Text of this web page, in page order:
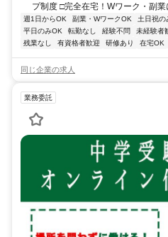
プ制度 □完全在宅！Wワーク・副
週1日からOK 副業・WワークOK 土日祝の
平日のみOK
転勤なし 経験不問 未経験者
残業なし
有資格者歓迎 研修あり 在宅OK
同じ企業の求人
業務委託